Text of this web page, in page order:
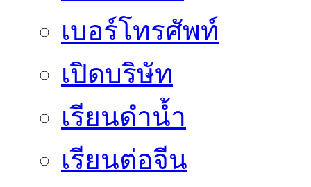
เบอร์โทรศัพท์
เปิดบริษัท
เรียนดำน้ำ
เรียนต่อจีน